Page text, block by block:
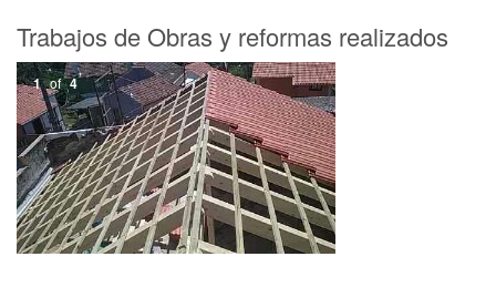
Trabajos de Obras y reformas realizados
1 of 4